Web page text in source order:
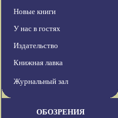
Новые книги
У нас в гостях
Издательство
Книжная лавка
Журнальный зал
ОБОЗРЕНИЯ